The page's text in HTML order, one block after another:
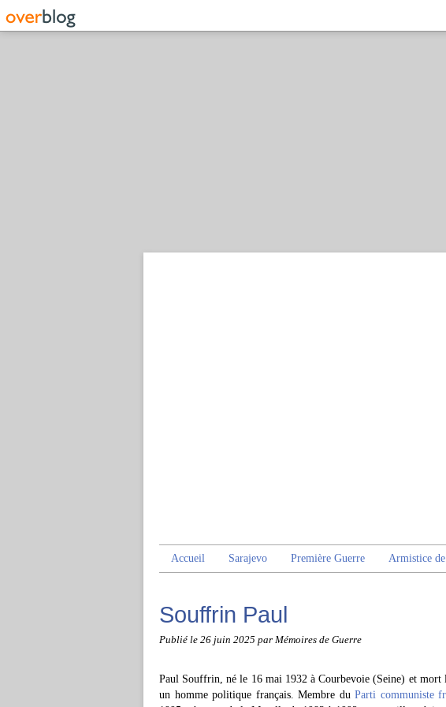
Accueil Sarajevo Première Guerre Armistice
Souffrin Paul
Publié le 26 juin 2025 par Mémoires de Guerre
Paul Souffrin, né le 16 mai 1932 à Courbevoie (Seine) et
un homme politique français. Membre du Parti communiste